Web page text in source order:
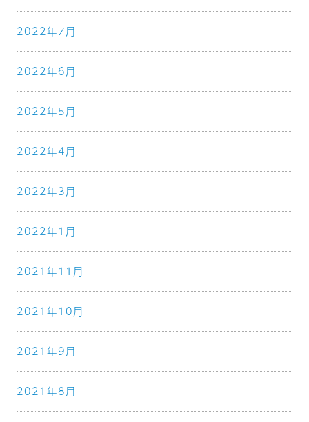
2022年7月
2022年6月
2022年5月
2022年4月
2022年3月
2022年1月
2021年11月
2021年10月
2021年9月
2021年8月